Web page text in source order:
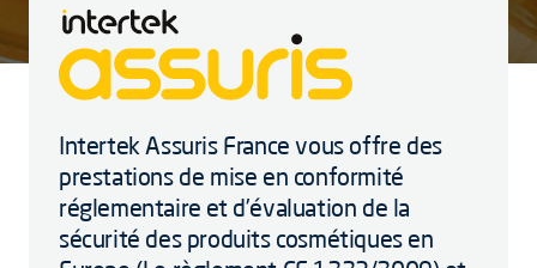
Intertek Assuris France vous offre des
prestations de mise en conformité
réglementaire et d’évaluation de la
sécurité des produits cosmétiques en